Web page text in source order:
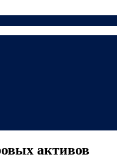
активов